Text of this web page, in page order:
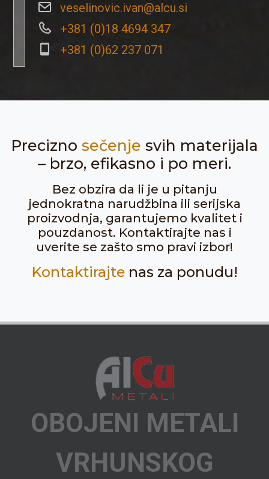
veselinovic.ivan@alcu.si
+381 (0)18 4694 347
+381 (0)62 237 071
Precizno sečenje svih materijala
– brzo, efikasno i po meri.
Bez obzira da li je u pitanju
jednokratna narudžbina ili serijska
proizvodnja, garantujemo kvalitet i
pouzdanost. Kontaktirajte nas i
uverite se zašto smo pravi izbor!
Kontaktirajtenas za ponudu!
OBOJENI METALI
VRHUNSKOG